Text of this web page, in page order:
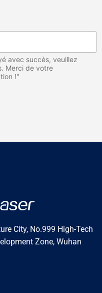
avec succès, veuillez
Merci de votre
!"
City, No.999 High-Tech
Zone, Wuhan